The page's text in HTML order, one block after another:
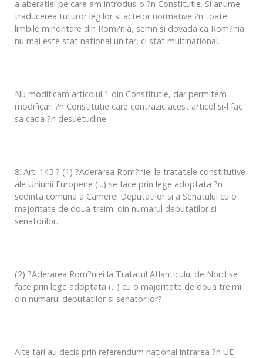
a aberatiei pe care am introdus-o ?n Constitutie. Si anume
traducerea tuturor legilor si actelor normative ?n toate
limbile minoritare din Rom?nia, semn si dovada ca Rom?nia
nu mai este stat national unitar, ci stat multinational.
Nu modificam articolul 1 din Constitutie, dar permitem
modificari ?n Constitutie care contrazic acest articol si-l fac
sa cada ?n desuetudine.
8. Art. 145 ? (1) ?Aderarea Rom?niei la tratatele constitutive
ale Uniunii Europene (...) se face prin lege adoptata ?n
sedinta comuna a Camerei Deputatilor si a Senatului cu o
majoritate de doua treimi din numarul deputatilor si
senatorilor.
(2) ?Aderarea Rom?niei la Tratatul Atlanticului de Nord se
face prin lege adoptata (...) cu o majoritate de doua treimi
din numarul deputatilor si senatorilor?.
Alte tari au decis prin referendum national intrarea ?n UE